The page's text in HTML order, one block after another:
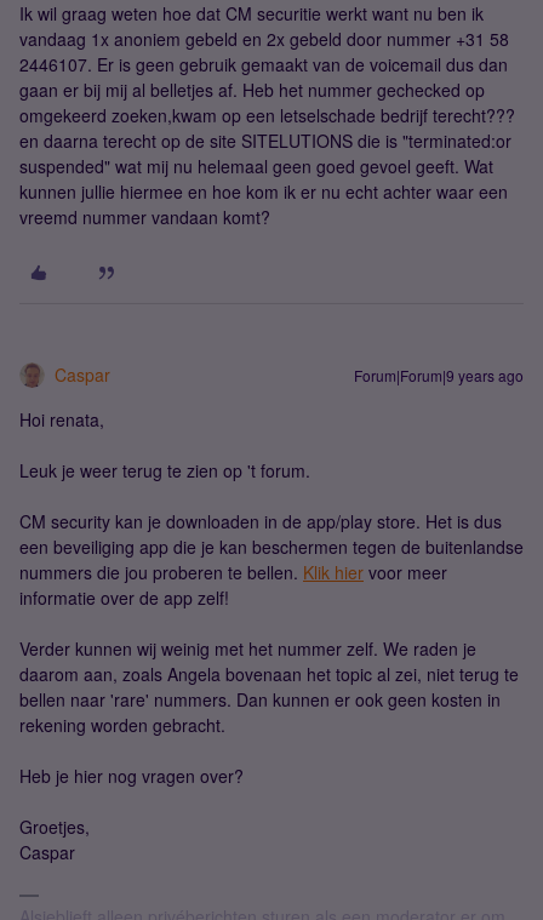
Ik wil graag weten hoe dat CM securitie werkt want nu ben ik
vandaag 1x anoniem gebeld en 2x gebeld door nummer +31 58
2446107. Er is geen gebruik gemaakt van de voicemail dus dan
gaan er bij mij al belletjes af. Heb het nummer gechecked op
omgekeerd zoeken,kwam op een letselschade bedrijf terecht???
en daarna terecht op de site SITELUTIONS die is "terminated:or
suspended" wat mij nu helemaal geen goed gevoel geeft. Wat
kunnen jullie hiermee en hoe kom ik er nu echt achter waar een
vreemd nummer vandaan komt?
Caspar Forum|Forum|9 years ago
Hoi renata,
Leuk je weer terug te zien op 't forum.
CM security kan je downloaden in de app/play store. Het is dus
een beveiliging app die je kan beschermen tegen de buitenlandse
nummers die jou proberen te bellen. Klik hier voor meer
informatie over de app zelf!
Verder kunnen wij weinig met het nummer zelf. We raden je
daarom aan, zoals Angela bovenaan het topic al zei, niet terug te
bellen naar 'rare' nummers. Dan kunnen er ook geen kosten in
rekening worden gebracht.
Heb je hier nog vragen over?
Groetjes,
Caspar